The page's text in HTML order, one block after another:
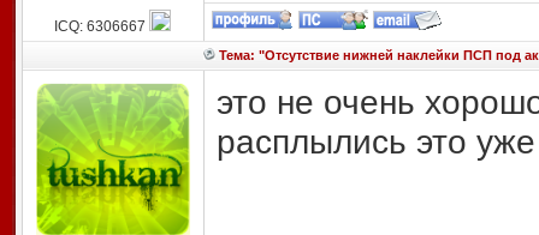
ICQ: 6306667
Тема: "Отсутствие нижней наклейки ПСП под
это не очень
расплылись это